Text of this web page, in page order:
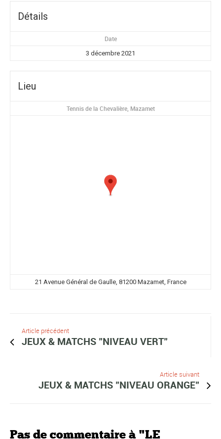
Détails
Date
3 décembre 2021
Lieu
Tennis de la Chevalière, Mazamet
21 Avenue Général de Gaulle, 81200 Mazamet, France
Article précédent
JEUX & MATCHS "NIVEAU VERT"
Article suivant
JEUX & MATCHS "NIVEAU ORANGE"
Pas de commentaire à "LE